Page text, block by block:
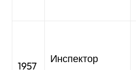
1957
Инспектор